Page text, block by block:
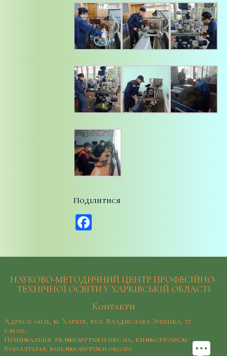
Поділитися
НАУКОВО-МЕТОДИЧНИЙ ЦЕНТР ПРОФЕСІЙНО-
ТЕХНІЧНОЇ ОСВІТИ У ХАРКІВСЬКІЙ ОБЛАСТІ
Контакти
Адреса: 61121, м. Харків, вул. Владислава Зубенка, 37
e-mail:
Приймальня: pr.nmc@ptukh.org.ua, khnmcpto@gmail.com
Бухгалтерія: buh.nmc@ptukh.org.ua